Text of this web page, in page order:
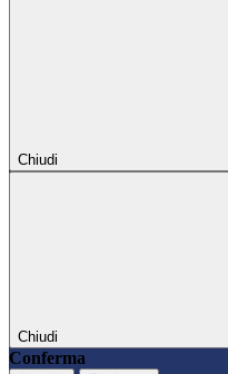
Chiudi
Chiudi
Conferma